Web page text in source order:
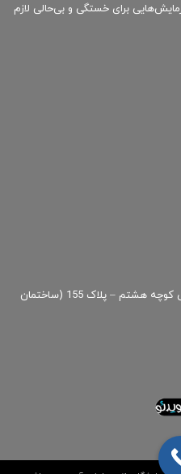
برای خستگی و بی‌حالی لازم
تهران – خیابان قائم مقام فراهانی – نبش کوچه هشتم – پلاک 155 (ساختمان